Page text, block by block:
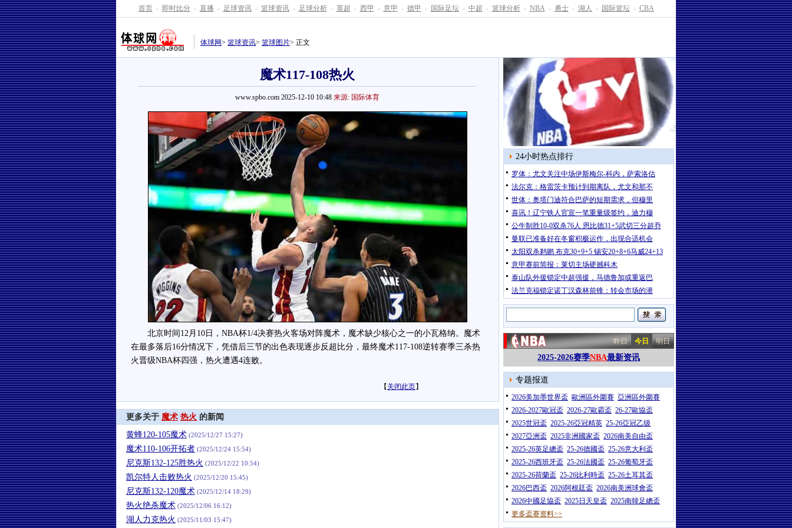
首页 - 即时比分 - 直播 - 足球资讯 - 篮球资讯 - 足球分析 - 英超 - 西甲 - 意甲 - 德甲 - 国际足坛 - 中超 - 篮球分析 - NBA - 勇士 - 湖人 - 国际篮坛 - CBA
体球网> 篮球资讯> 篮球图片> 正文
魔术117-108热火
www.spbo.com 2025-12-10 10:48 来源: 国际体育
北京时间12月10日，NBA杯1/4决赛热火客场对阵魔术，魔术缺少核心之一的小瓦格纳。魔术
在最多落后16分情况下，凭借后三节的出色表现逐步反超比分，最终魔术117-108逆转赛季三杀热
火晋级NBA杯四强，热火遭遇4连败。
【 关闭此页】
更多关于 魔术 热火 的新闻
黄蜂120-105魔术 (2025/12/27 15:27)
魔术110-106开拓者 (2025/12/24 15:54)
尼克斯132-125胜热火 (2025/12/22 10:54)
凯尔特人击败热火 (2025/12/20 15:45)
尼克斯132-120魔术 (2025/12/14 18:29)
热火绝杀魔术 (2025/12/06 16:12)
湖人力克热火 (2025/11/03 15:47)
24小时热点排行
罗体：尤文关注中场伊斯梅尔-科内，萨索洛估
法尔克：格雷茨卡预计到期离队，尤文和那不
世体：奥塔门迪符合巴萨的短期需求，但穆里
喜讯！辽宁铁人官宣一笔重量级签约，迪力穆
公牛制胜10-0双杀76人 恩比德31+5武切三分超乔
曼联已准备好在冬窗积极运作，出现合适机会
太阳双杀鹈鹕 布克30+9+5 锡安20+8+6马威24+13
意甲赛前简报：莱切主场硬撼科木
泰山队外援锁定中超强援，马德鲁加或重返巴
法兰克福锁定诺丁汉森林前锋：转会市场的潜
昨日 今日 明日
2025-2026赛季NBA最新资讯
专题报道
2026美加墨世界盃 歐洲區外圍賽 亞洲區外圍賽
2026-2027歐冠盃 2026-27歐霸盃 26-27歐協盃
2025世冠盃 2025-26亞冠精英 25-26亞冠乙级
2027亞洲盃 2025非洲國家盃 2026南美自由盃
2025-26英足總盃 25-26德國盃 25-26意大利盃
2025-26西班牙盃 25-26法國盃 25-26葡萄牙盃
2025-26荷蘭盃 25-26比利時盃 25-26土耳其盃
2026巴西盃 2026阿根廷盃 2026南美洲球會盃
2026中國足協盃 2025日天皇盃 2025南韓足總盃
更多盃赛资料>>